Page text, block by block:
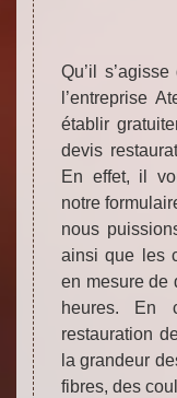
Qu’il
l’entreprise
établir
devis
En effet, il
notre
nous
ainsi que les
en mesure de
heures. En
restauration
la grandeur
fibres, des